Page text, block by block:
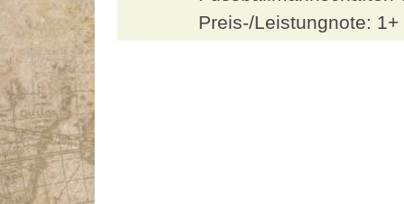
Preis-/Leistungnote: 1+